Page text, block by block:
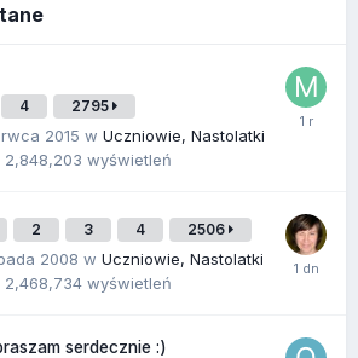
4 2795
2015 w Uczniowie, Nastolatki
2,848,203 wyświetleń
2 3 4 2506
2008 w Uczniowie, Nastolatki
2,468,734 wyświetleń
serdecznie :)